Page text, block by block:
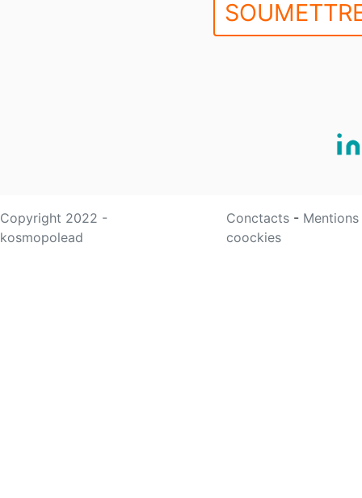
Copyright 2022 -
kosmopolead
Conctacts -
coockies